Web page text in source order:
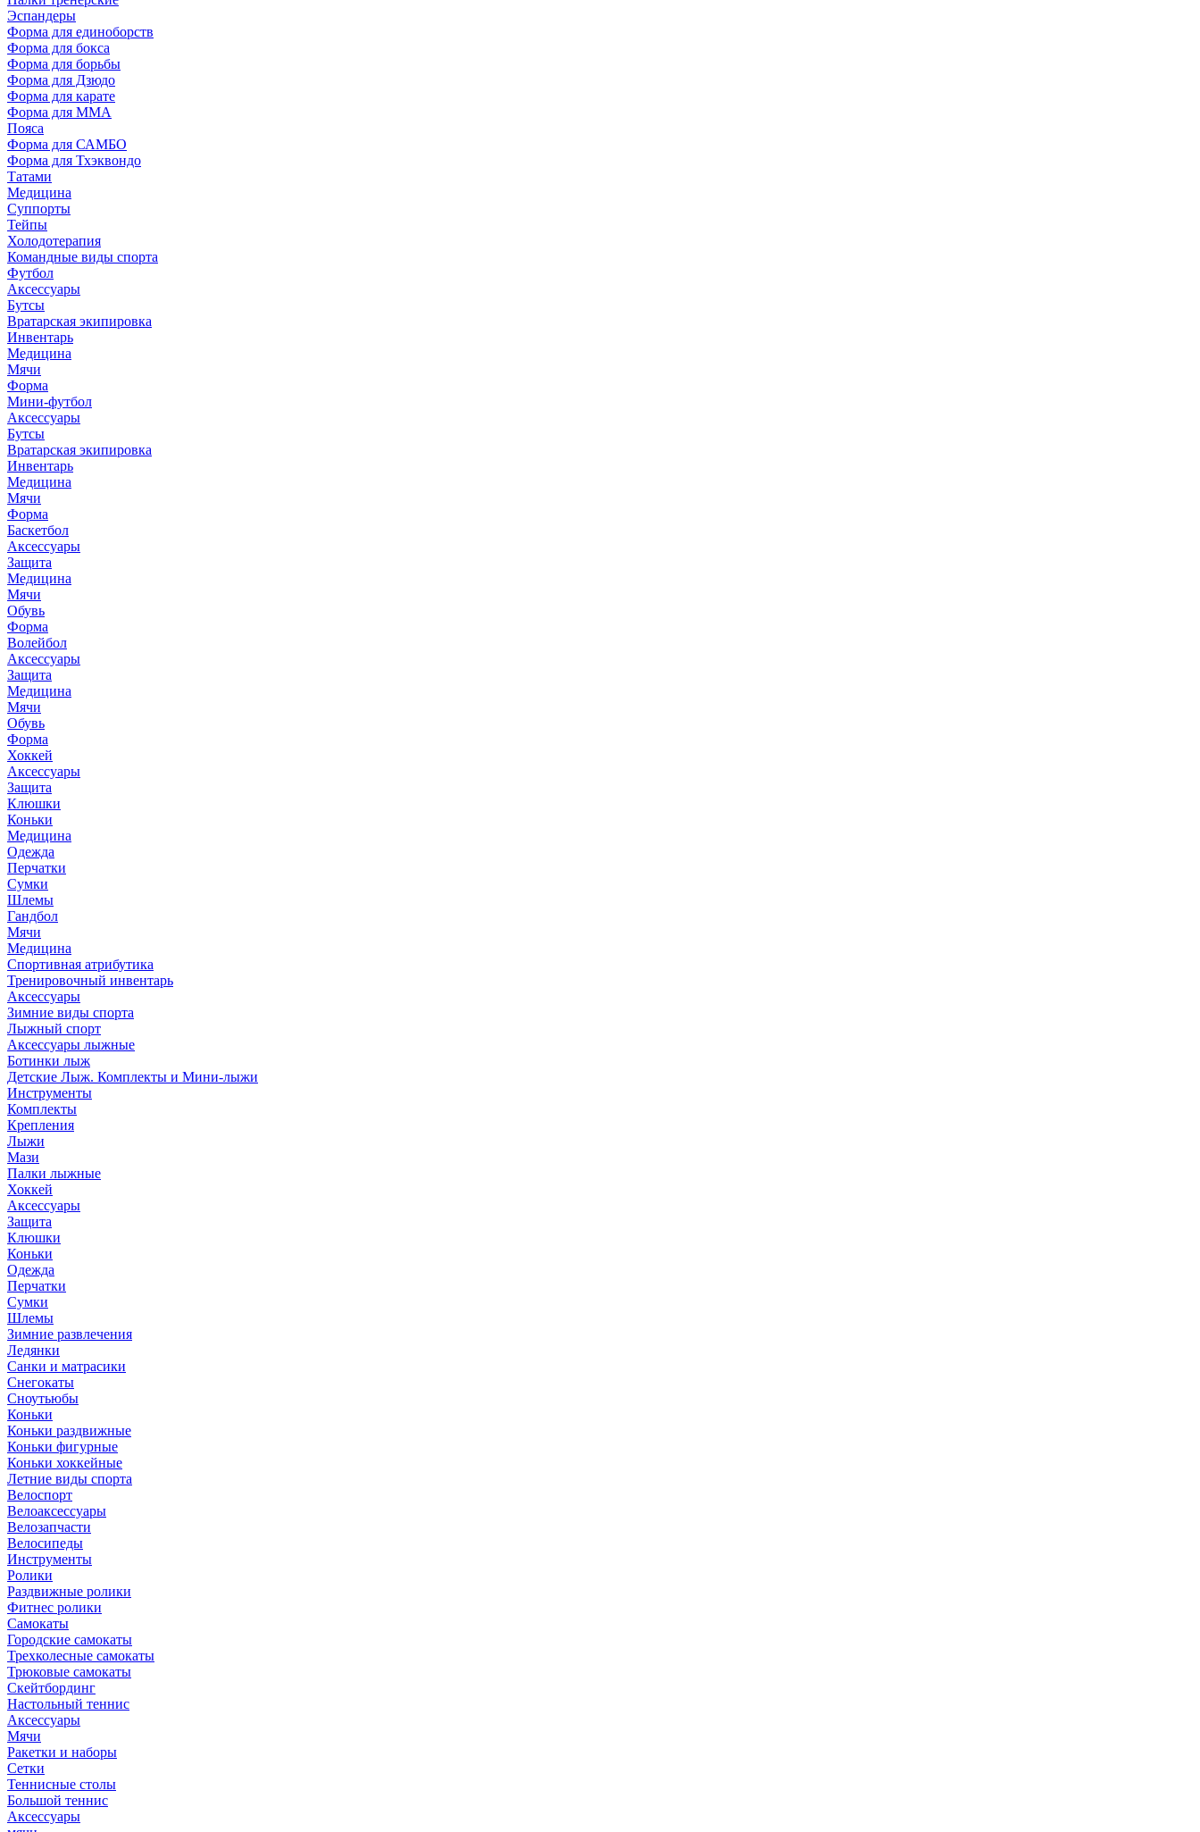
Эспандеры
Форма для единоборств
Форма для бокса
Форма для борьбы
Форма для Дзюдо
Форма для карате
Форма для MMA
Пояса
Форма для САМБО
Форма для Тхэквондо
Татами
Медицина
Суппорты
Тейпы
Холодотерапия
Командные виды спорта
Футбол
Аксессуары
Бутсы
Вратарская экипировка
Инвентарь
Медицина
Мячи
Форма
Мини-футбол
Аксессуары
Бутсы
Вратарская экипировка
Инвентарь
Медицина
Мячи
Форма
Баскетбол
Аксессуары
Защита
Медицина
Мячи
Обувь
Форма
Волейбол
Аксессуары
Защита
Медицина
Мячи
Обувь
Форма
Хоккей
Аксессуары
Защита
Клюшки
Коньки
Медицина
Одежда
Перчатки
Сумки
Шлемы
Гандбол
Мячи
Медицина
Спортивная атрибутика
Тренировочный инвентарь
Аксессуары
Зимние виды спорта
Лыжный спорт
Аксессуары лыжные
Ботинки лыж
Детские Лыж. Комплекты и Мини-лыжи
Инструменты
Комплекты
Крепления
Лыжи
Мази
Палки лыжные
Хоккей
Аксессуары
Защита
Клюшки
Коньки
Одежда
Перчатки
Сумки
Шлемы
Зимние развлечения
Ледянки
Санки и матрасики
Снегокаты
Сноутьюбы
Коньки
Коньки раздвижные
Коньки фигурные
Коньки хоккейные
Летние виды спорта
Велоспорт
Велоаксессуары
Велозапчасти
Велосипеды
Инструменты
Ролики
Раздвижные ролики
Фитнес ролики
Самокаты
Городские самокаты
Трехколесные самокаты
Трюковые самокаты
Скейтбординг
Настольный теннис
Аксессуары
Мячи
Ракетки и наборы
Сетки
Теннисные столы
Большой теннис
Аксессуары